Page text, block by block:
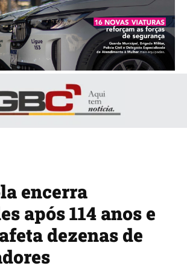
encerra
após 114 anos e
dezenas de